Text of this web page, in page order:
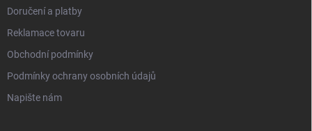
Doručení a platby
Reklamace tovaru
Obchodní podmínky
Podmínky ochrany osobních údajů
Napište nám